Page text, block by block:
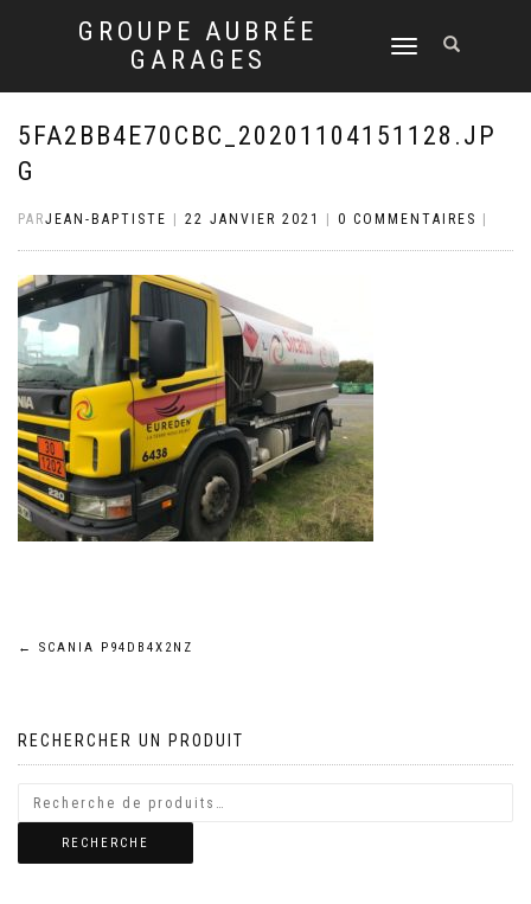
GROUPE AUBRÉE
GARAGES
DÉPLIER
NAVIGATION
5FA2BB4E70CBC_20201104151128.JP
G
PARJEAN-BAPTISTE 22 JANVIER 2021 0 COMMENTAIRES
Navigation
l’article
← SCANIA P94DB4X2NZ
RECHERCHER UN PRODUIT
RECHERCHE